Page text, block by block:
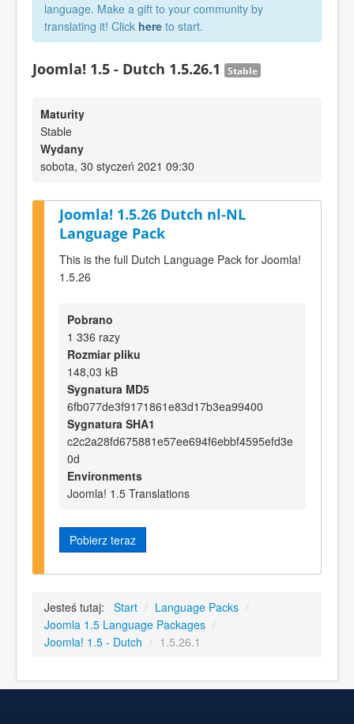
language. Make a gift to your community by
translating it! Click here to start.
Joomla! 1.5 - Dutch 1.5.26.1 Stable
Maturity
Stable
Wydany
sobota, 30 styczeń 2021 09:30
Joomla! 1.5.26 Dutch nl-NL
Language Pack
This is the full Dutch Language Pack for Joomla!
1.5.26
Pobrano
1 336 razy
Rozmiar pliku
148,03 kB
Sygnatura MD5
6fb077de3f9171861e83d17b3ea99400
Sygnatura SHA1
c2c2a28fd675881e57ee694f6ebbf4595efd3e
0d
Environments
Joomla! 1.5 Translations
Pobierz teraz
Jesteś tutaj: Start / Language Packs /
Joomla 1.5 Language Packages /
Joomla! 1.5 - Dutch / 1.5.26.1